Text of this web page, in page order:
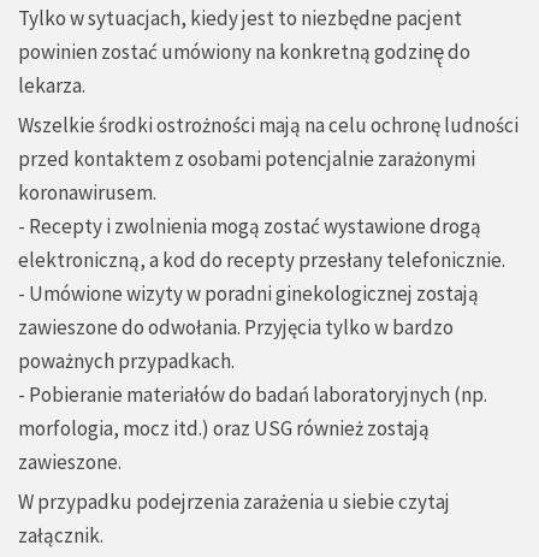
Tylko w sytuacjach, kiedy jest to niezbędne pacjent
powinien zostać umówiony na konkretną godzinę̨ do
lekarza.
Wszelkie środki ostrożności mają na celu ochronę ludności
przed kontaktem z osobami potencjalnie zarażonymi
koronawirusem.
- Recepty i zwolnienia mogą zostać wystawione drogą
elektroniczną, a kod do recepty przesłany telefonicznie.
- Umówione wizyty w poradni ginekologicznej zostają
zawieszone do odwołania. Przyjęcia tylko w bardzo
poważnych przypadkach.
- Pobieranie materiałów do badań laboratoryjnych (np.
morfologia, mocz itd.) oraz USG również zostają
zawieszone.
W przypadku podejrzenia zarażenia u siebie czytaj
załącznik.